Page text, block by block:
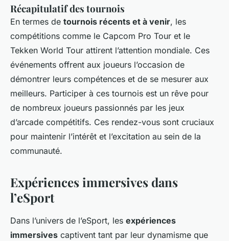
Récapitulatif des tournois
En termes de tournois récents et à venir, les
compétitions comme le Capcom Pro Tour et le
Tekken World Tour attirent l’attention mondiale. Ces
événements offrent aux joueurs l’occasion de
démontrer leurs compétences et de se mesurer aux
meilleurs. Participer à ces tournois est un rêve pour
de nombreux joueurs passionnés par les jeux
d’arcade compétitifs. Ces rendez-vous sont cruciaux
pour maintenir l’intérêt et l’excitation au sein de la
communauté.
Expériences immersives dans
l’eSport
Dans l’univers de l’eSport, les expériences
immersives captivent tant par leur dynamisme que